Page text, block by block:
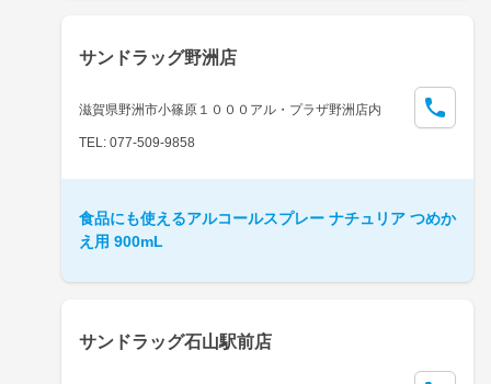
サンドラッグ野洲店
滋賀県野洲市小篠原１０００アル・プラザ野洲店内
TEL: 077-509-9858
食品にも使えるアルコールスプレー ナチュリア つめか
え用 900mL
サンドラッグ石山駅前店